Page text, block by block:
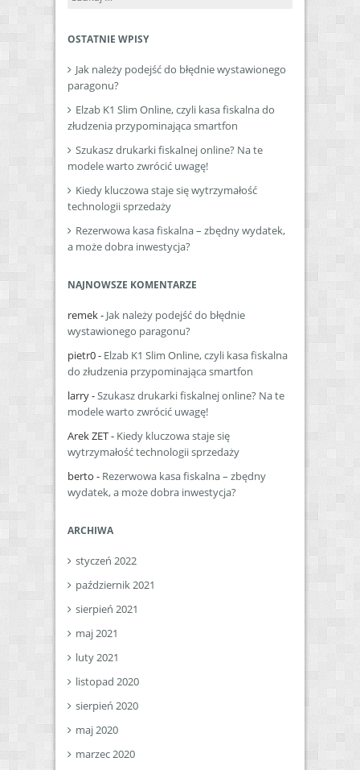
OSTATNIE WPISY
Jak należy podejść do błędnie wystawionego
paragonu?
Elzab K1 Slim Online, czyli kasa fiskalna do
złudzenia przypominająca smartfon
Szukasz drukarki fiskalnej online? Na te
modele warto zwrócić uwagę!
Kiedy kluczowa staje się wytrzymałość
technologii sprzedaży
Rezerwowa kasa fiskalna – zbędny wydatek,
a może dobra inwestycja?
NAJNOWSZE KOMENTARZE
remek- Jak należy podejść do błędnie
wystawionego paragonu?
pietr0- Elzab K1 Slim Online, czyli kasa fiskalna
do złudzenia przypominająca smartfon
larry-Szukasz drukarki fiskalnej online? Na te
modele warto zwrócić uwagę!
Arek ZET- Kiedy kluczowa staje się
wytrzymałość technologii sprzedaży
berto - Rezerwowa kasa fiskalna – zbędny
wydatek, a może dobra inwestycja?
ARCHIWA
styczeń 2022
październik 2021
sierpień 2021
maj 2021
luty 2021
listopad 2020
sierpień 2020
maj 2020
marzec 2020